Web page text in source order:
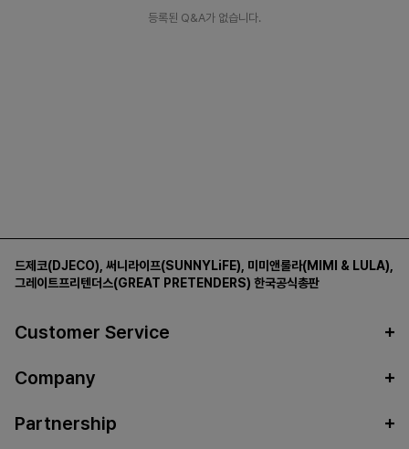
등록된 Q&A가 없습니다.
드제코(DJECO) 써니라이프(SUNNYLiFE) 미미앤룰라(MIMI & LULA)
그레이트프리텐더스(GREAT PRETENDERS) 한국공식총판
Customer Service
Company
Partnership